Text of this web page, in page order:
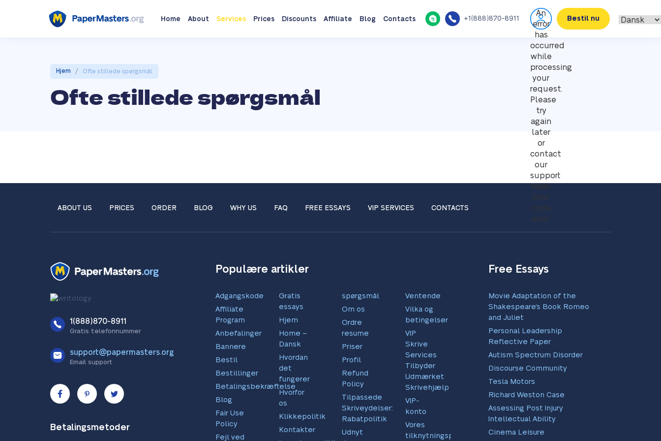
Home About Services Prices Discounts Affiliate Blog Contacts +1(888)870-8911
An
error
has
occurred
while
processing
your
request.
Please
try
again
later
or
contact
our
support
team.
Error
code
error:
Bestil nu
Hjem / Ofte stillede spørgsmål
Ofte stillede spørgsmål
ABOUT US PRICES ORDER BLOG WHY US FAQ FREE ESSAYS VIP SERVICES CONTACTS
1(888)870-8911
Gratis telefonnummer
support@papermasters.org
Email support
Betalingsmetoder
Populære artikler
Adgangskode
Affiliate
Program
Anbefalinger
Bannere
Bestil
Bestillinger
Betalingsbekræftelse
Blog
Fair Use
Policy
Fejl ved
Gratis
essays
Hjem
Home –
Dansk
Hvordan
det
fungerer
Hvorfor
os
Klikkepolitik
Kontakter
spørgsmål
Om os
Ordre
resume
Priser
Profil
Refund
Policy
Tilpassede
Skriveydelser:
Rabatpolitik
Udnyt
Ventende
Vilka og
betingelser
VIP
Skrive
Services
Tilbyder
Udmærket
Skrivehjælp
VIP-
konto
Vores
tilknytningsprogram
Free Essays
Movie Adaptation of the
Shakespeare’s Book Romeo
and Juliet
Personal Leadership
Reflective Paper
Autism Spectrum Disorder
Discourse Community
Tesla Motors
Richard Weston Case
Assessing Post Injury
Intellectual Ability
Cinema Leisure